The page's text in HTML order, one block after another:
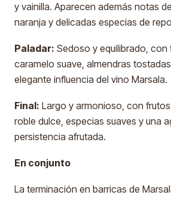
y vainilla. Aparecen además notas
naranja y delicadas especias de
Paladar: Sedoso y equilibrado,
caramelo suave, almendras
elegante influencia del vino Marsala.
Final: Largo y armonioso, con
roble dulce, especias suaves y una
persistencia afrutada.
En conjunto
La terminación en barricas de